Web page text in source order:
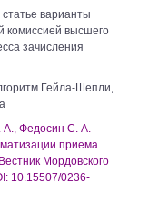
варианты
комиссией высшего
зачисления
Гейла-Шепли,
А., Федосин С. А.
приема
Мордовского
10.15507/0236-